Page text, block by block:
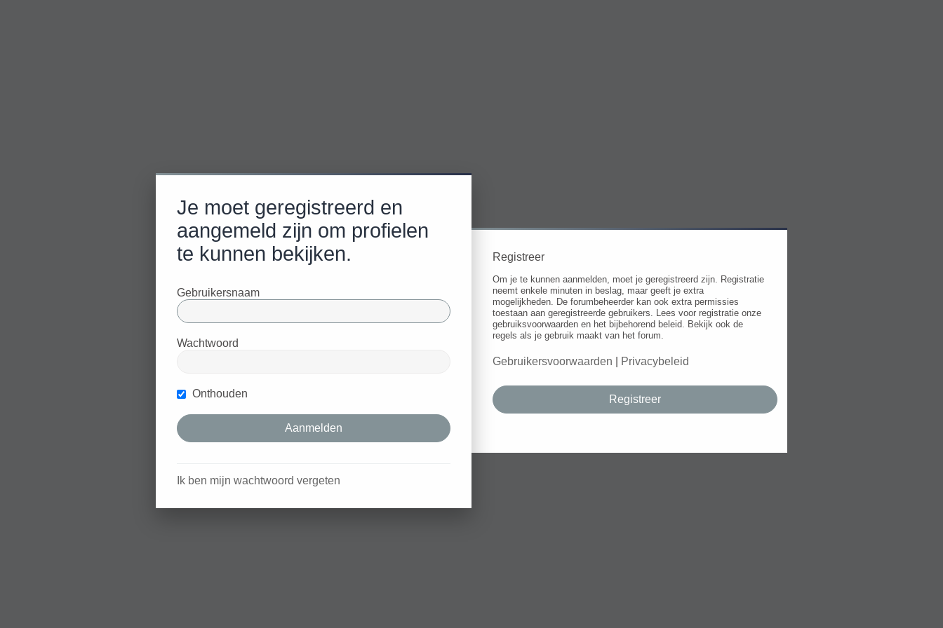
Je moet geregistreerd en
aangemeld zijn om profielen
te kunnen bekijken.
Gebruikersnaam
Wachtwoord
Onthouden
Ik ben mijn wachtwoord vergeten
Registreer
Om je te kunnen aanmelden, moet je geregistreerd zijn. Registratie
neemt enkele minuten in beslag, maar geeft je extra
mogelijkheden. De forumbeheerder kan ook extra permissies
toestaan aan geregistreerde gebruikers. Lees voor registratie onze
gebruiksvoorwaarden en het bijbehorend beleid. Bekijk ook de
regels als je gebruik maakt van het forum.
Gebruikersvoorwaarden Privacybeleid
Registreer